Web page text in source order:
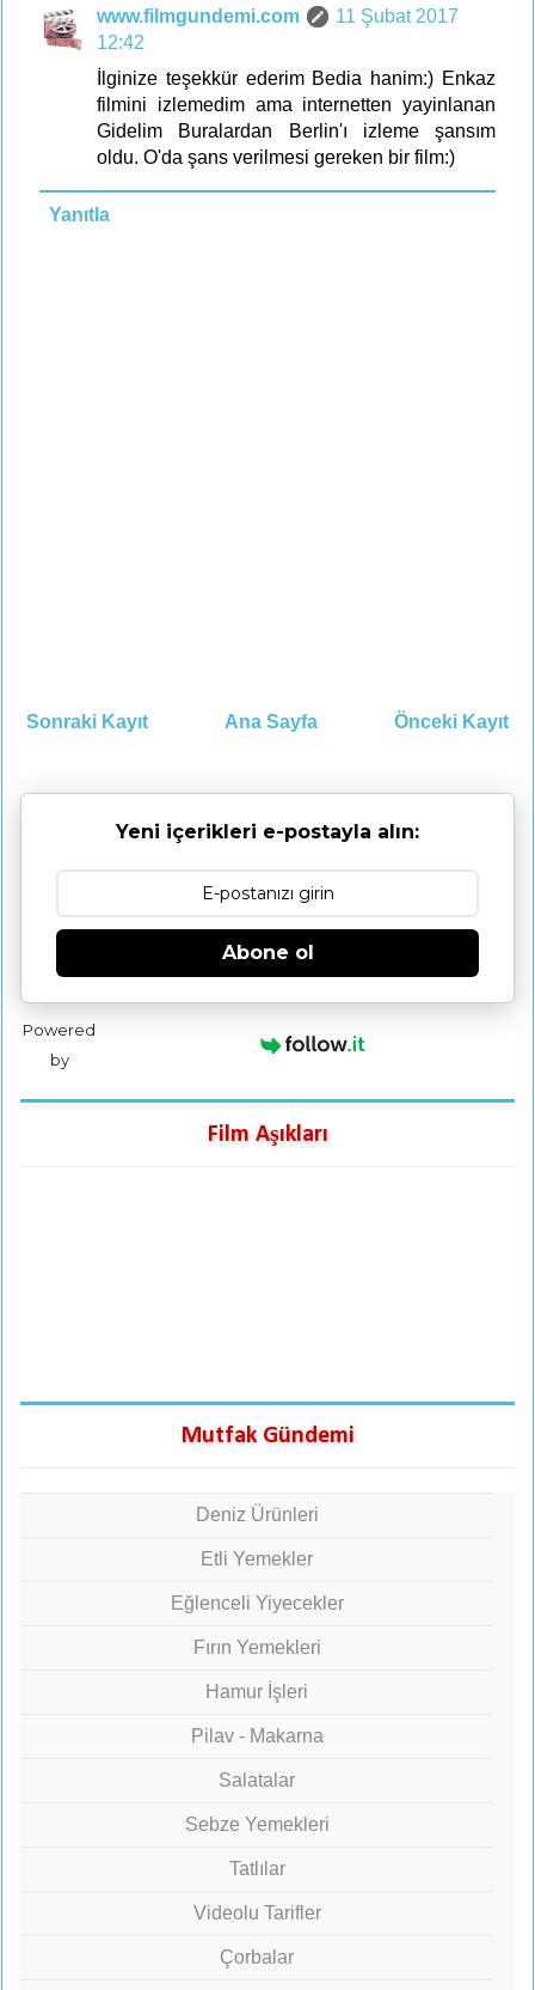
www.filmgundemi.com
11 Şubat 2017
12:42
İlginize teşekkür ederim Bedia hanim:) Enkaz
filmini izlemedim ama internetten yayinlanan
Gidelim Buralardan Berlin'ı izleme şansım
oldu. O'da şans verilmesi gereken bir film:)
Yanıtla
Sonraki Kayıt Önceki Kayıt
Ana Sayfa
Yeni içerikleri e-postayla alın:
Abone ol
Powered
by
Film Aşıkları
Mutfak Gündemi
Deniz Ürünleri
Etli Yemekler
Eğlenceli Yiyecekler
Fırın Yemekleri
Hamur İşleri
Pilav - Makarna
Salatalar
Sebze Yemekleri
Tatlılar
Videolu Tarifler
Çorbalar